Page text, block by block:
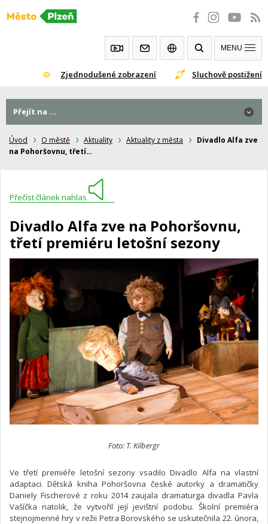
Přeskočit
Zjednodušené zobrazení Sluchově postižení
MENU
Úvod O městě Aktuality Aktuality z města
Divadlo Alfa zve
na Pohoršovnu, třetí…
Přečíst článek nahlas
Divadlo Alfa zve na Pohoršovnu,
třetí premiéru letošní sezony
Foto: T. Kilbergr
Ve třetí premiéře letošní sezony vsadilo Divadlo Alfa na vlastní
adaptaci. Dětská kniha Pohoršovna české autorky a dramatičky
Daniely Fischerové z roku 2014 zaujala dramaturga divadla Pavla
Vašíčka natolik, že vytvořil její jevištní podobu. Školní premiéra
stejnojmenné hry v režii Petra Borovského se uskutečnila 22. února,
Přejít na ...